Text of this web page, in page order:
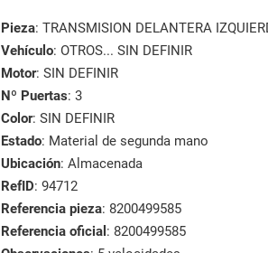
Pieza: TRANSMISION DELANTERA
Vehículo: OTROS... SIN DEFINIR
Motor: SIN DEFINIR
Nº Puertas: 3
Color: SIN DEFINIR
Estado: Material de segunda mano
Ubicación: Almacenada
RefID: 94712
Referencia pieza: 8200499585
Referencia oficial : 8200499585